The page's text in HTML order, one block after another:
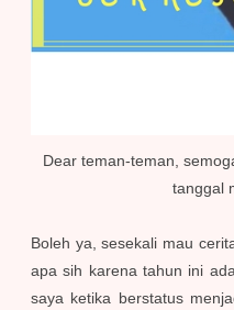
Dear teman-teman,
tanggal
Boleh ya, sesekali mau
apa sih karena tahun ini
saya ketika berstatus